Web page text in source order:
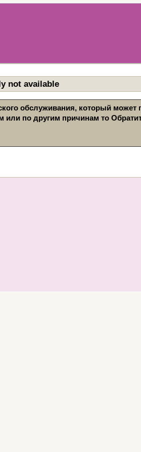
not available
обслуживания, который может
по другим причинам то